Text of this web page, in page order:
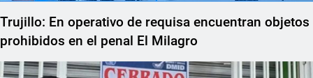
Trujillo: En operativo de requisa encuentran objetos
prohibidos en el penal El Milagro